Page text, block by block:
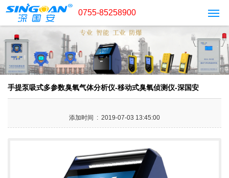
0755-85258900
手提泵吸式多参数臭氧气体分析仪-移动式臭氧侦测仪-深国安
添加时间 : 2019-07-03 13:45:00